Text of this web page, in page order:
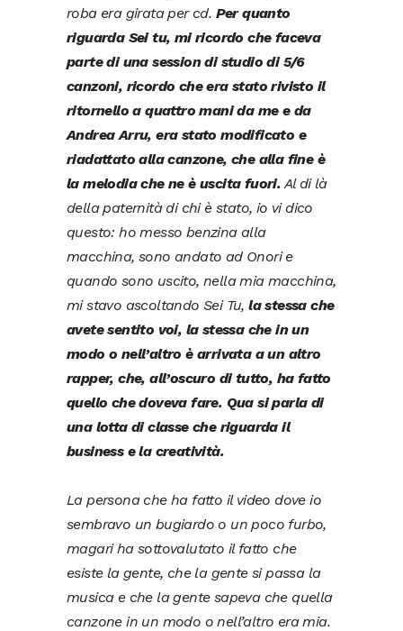
roba era girata per cd. Per quanto
riguarda Sei tu, mi ricordo che faceva
parte di una session di studio di 5/6
canzoni, ricordo che era stato rivisto il
ritornello a quattro mani da me e da
Andrea Arru, era stato modificato e
riadattato alla canzone, che alla fine è
la melodia che ne è uscita fuori.Al di là
della paternità di chi è stato, io vi dico
questo: ho messo benzina alla
macchina, sono andato ad Onori e
quando sono uscito, nella mia macchina,
mi stavo ascoltando Sei Tu,la stessa che
avete sentito voi, la stessa che in un
modo o nell’altro è arrivata a un altro
rapper, che, all’oscuro di tutto, ha fatto
quello che doveva fare. Qua si parla di
una lotta di classe che riguarda il
business e la creatività.
La persona che ha fatto il video dove io
sembravo un bugiardo o un poco furbo,
magari ha sottovalutato il fatto che
esiste la gente, che la gente si passa la
musica e che la gente sapeva che quella
canzone in un modo o nell’altro era mia.